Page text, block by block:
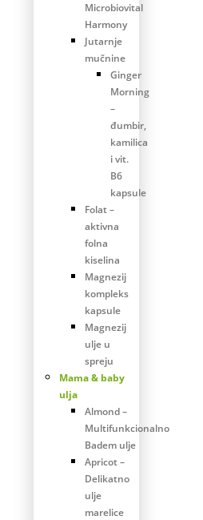
Microbiovital
Harmony
Jutarnje
mučnine
Ginger
Morning
–
đumbir,
kamilica
i vit.
B6
kapsule
Folat –
aktivna
folna
kiselina
Magnezij
kompleks
kapsule
Magnezij
ulje u
spreju
Mama & baby
ulja
Almond –
Multifunkcionalno
Badem ulje
Apricot –
Delikatno
ulje
marelice